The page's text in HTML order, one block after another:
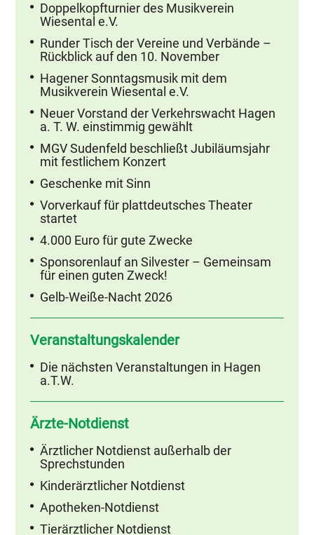
Doppelkopfturnier des Musikverein
Wiesental e.V.
Runder Tisch der Vereine und Verbände –
Rückblick auf den 10. November
Hagener Sonntagsmusik mit dem
Musikverein Wiesental e.V.
Neuer Vorstand der Verkehrswacht Hagen
a. T. W. einstimmig gewählt
MGV Sudenfeld beschließt Jubiläumsjahr
mit festlichem Konzert
Geschenke mit Sinn
Vorverkauf für plattdeutsches Theater
startet
4.000 Euro für gute Zwecke
Sponsorenlauf an Silvester – Gemeinsam
für einen guten Zweck!
Gelb-Weiße-Nacht 2026
Veranstaltungskalender
Die nächsten Veranstaltungen in Hagen
a.T.W.
Ärzte-Notdienst
Ärztlicher Notdienst außerhalb der
Sprechstunden
Kinderärztlicher Notdienst
Apotheken-Notdienst
Tierärztlicher Notdienst